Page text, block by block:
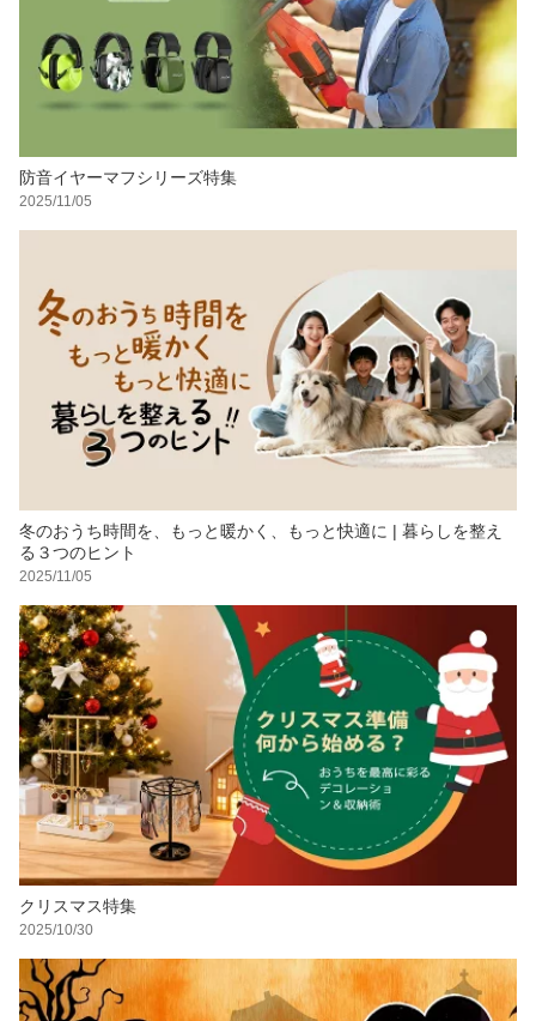
防音イヤーマフシリーズ特集
2025/11/05
冬のおうち時間を、もっと暖かく、もっと快適に | 暮らしを整え
る３つのヒント
2025/11/05
クリスマス特集
2025/10/30